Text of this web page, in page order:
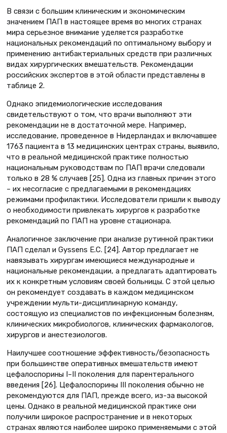
В связи с большим клиническим и экономическим
значением ПАП в настоящее время во многих странах
мира серьезное внимание уделяется разработке
национальных рекомендаций по оптимальному выбору и
применению антибактериальных средств при различных
видах хирургических вмешательств. Рекомендации
российских экспертов в этой области представлены в
таблице 2.
Однако эпидемиологические исследования
свидетельствуют о том, что врачи выполняют эти
рекомендации не в достаточной мере. Например,
исследование, проведенное в Нидерландах и включавшее
1763 пациента в 13 медицинских центрах страны, выявило,
что в реальной медицинской практике полностью
национальным руководствам по ПАП врачи следовали
только в 28 % случаев [25]. Одна из главных причин этого
– их несогласие с предлагаемыми в рекомендациях
режимами профилактики. Исследователи пришли к выводу
о необходимости привлекать хирургов к разработке
рекомендаций по ПАП на уровне стационара.
Аналогичное заключение при анализе рутинной практики
ПАП сделал и Gyssens E.C. [24]. Автор предлагает не
навязывать хирургам имеющиеся международные и
национальные рекомендации, а предлагать адаптировать
их к конкретным условиям своей больницы. С этой целью
он рекомендует создавать в каждом медицинском
учреждении мульти-дисциплинарную команду,
состоящую из специалистов по инфекционным болезням,
клинических микробиологов, клинических фармакологов,
хирургов и анестезиологов.
Наилучшее соотношение эффективность/безопасность
при большинстве оперативных вмешательств имеют
цефалоспорины I–II поколения для парентерального
введения [26]. Цефалоспорины III поколения обычно не
рекомендуются для ПАП, прежде всего, из-за высокой
цены. Однако в реальной медицинской практике они
получили широкое распространение и в некоторых
странах являются наиболее широко применяемыми с этой